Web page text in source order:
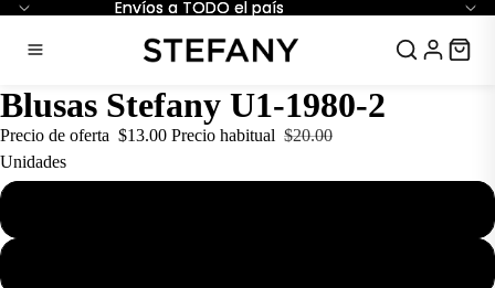
Envíos a TODO el país
Envíos a TODO el país
Blusas Stefany U1-1980-2
Precio de oferta $13.00 Precio habitual $20.00
Unidades